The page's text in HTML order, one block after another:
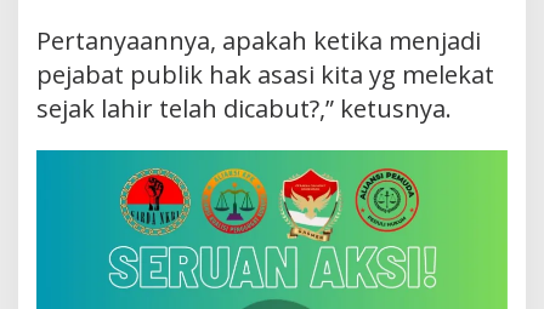
Pertanyaannya, apakah ketika menjadi
pejabat publik hak asasi kita yg melekat
sejak lahir telah dicabut?,” ketusnya.